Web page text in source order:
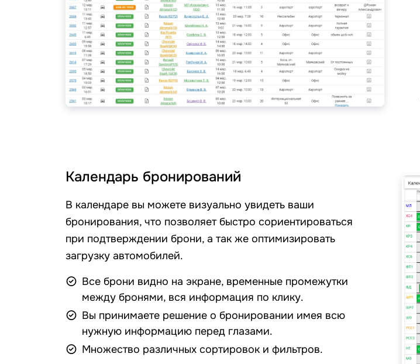
Календарь бронирований
В календаре вы можете визуально увидеть ваши
бронирования, что позволяет быстро сориентироваться
при подтверждении брони, а так же оптимизировать
загрузку автомобилей.
Все брони видно на экране, временные промежутки
между бронями, вся информация по клику.
Вы принимаете решение о бронировании имея всю
нужную информацию перед глазами.
Множество различных сортировок и фильтров.